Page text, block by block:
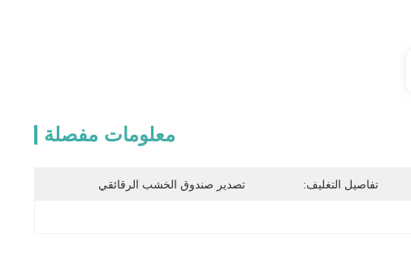
معلومات مفصلة
تفاصيل التغليف: تصدير صندوق الخشب الرقائقي